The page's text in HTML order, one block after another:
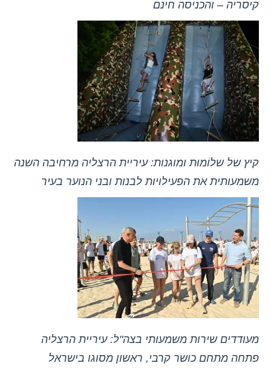
קיסריה – והכניסה חינם
קיץ של שלוֹמוּת ומוגנות: עיריית הרצליה מרחיבה השנה
משמעותית את הפעילויות לבנות ובני הנוער בעיר
מעודדים שירות משמעותי בצה"ל: עיריית הרצליה
פתחה מתחם כושר קרבי, ראשון מסוגו בישראל